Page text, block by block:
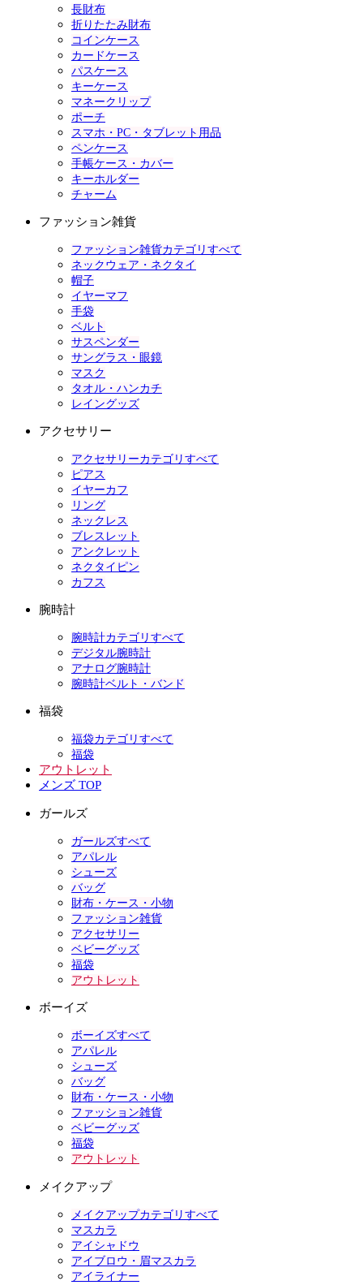
長財布
折りたたみ財布
コインケース
カードケース
パスケース
キーケース
マネークリップ
ポーチ
スマホ・PC・タブレット用品
ペンケース
手帳ケース・カバー
キーホルダー
チャーム
ファッション雑貨
ファッション雑貨カテゴリすべて
ネックウェア・ネクタイ
帽子
イヤーマフ
手袋
ベルト
サスペンダー
サングラス・眼鏡
マスク
タオル・ハンカチ
レイングッズ
アクセサリー
アクセサリーカテゴリすべて
ピアス
イヤーカフ
リング
ネックレス
ブレスレット
アンクレット
ネクタイピン
カフス
腕時計
腕時計カテゴリすべて
デジタル腕時計
アナログ腕時計
腕時計ベルト・バンド
福袋
福袋カテゴリすべて
福袋
アウトレット
メンズ TOP
ガールズ
ガールズすべて
アパレル
シューズ
バッグ
財布・ケース・小物
ファッション雑貨
アクセサリー
ベビーグッズ
福袋
アウトレット
ボーイズ
ボーイズすべて
アパレル
シューズ
バッグ
財布・ケース・小物
ファッション雑貨
ベビーグッズ
福袋
アウトレット
メイクアップ
メイクアップカテゴリすべて
マスカラ
アイシャドウ
アイブロウ・眉マスカラ
アイライナー